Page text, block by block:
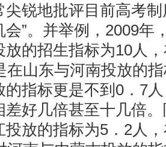
锐地批评目前高考制
会”。并举例，2009年
放的招生指标为10人
在山东与河南投放的
的指标更是不到0．7
差好几倍甚至十几倍
投放的指标为5．2人